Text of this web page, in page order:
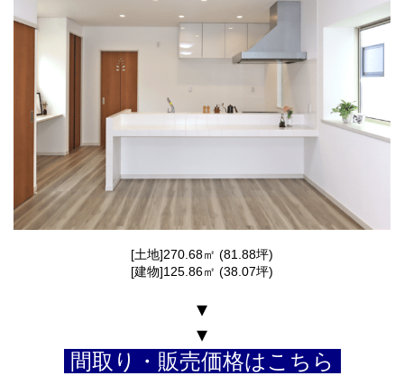
[土地]270.68㎡ (81.88坪)
[建物]125.86㎡ (38.07坪)
▾
▾
間取り・販売価格はこちら